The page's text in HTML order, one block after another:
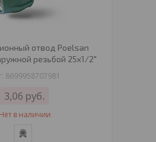
отвод Poelsan
резьбой 25х1/2"
8699958707981
3,06 руб.
Нет в наличии